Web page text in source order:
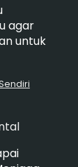
agar
untuk